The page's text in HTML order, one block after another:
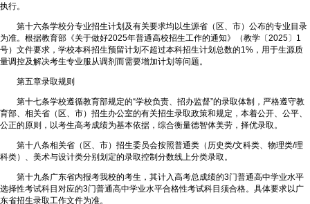
执行。
第十六条学校分专业招生计划及有关要求均以生源省（区、市）公布的专业目录
为准。根据教育部《关于做好2025年普通高校招生工作的通知》（教学〔2025〕1
号）文件要求，学校本科招生预留计划不超过本科招生计划总数的1%，用于生源质
量调控及解决考生专业服从调剂而需要增加计划等问题。
第五章录取规则
第十七条学校遵循教育部规定的“学校负责、招办监督”的录取体制，严格遵守教
育部、相关省（区、市）招生办公室的有关招生录取政策和规定，本着公开、公平、
公正的原则，以考生高考成绩为基本依据，综合衡量德智体美劳，择优录取。
第十八条相关省（区、市）招生委员会按照普通类（历史类/文科类、物理类/理
科类）、美术与设计类分别划定的录取控制分数线上分类录取。
第十九条广东省内报考我校的考生，其计入高考总成绩的3门普通高中学业水平
选择性考试科目对应的3门普通高中学业水平合格性考试科目须合格。具体要求以广
东省招生录取工作文件为准。